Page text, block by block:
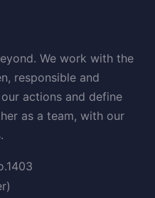
We work with the
responsible and
actions and define
as a team, with our